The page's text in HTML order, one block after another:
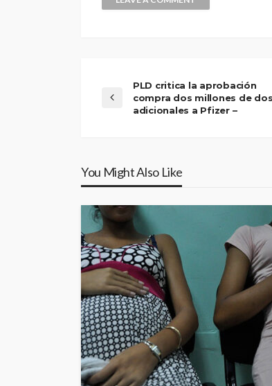
PLD critica la aprobación
compra dos millones de
adicionales a Pfizer –
You Might Also Like